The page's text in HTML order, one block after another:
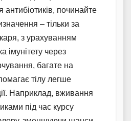
антибіотиків, починайте
– тільки за
з урахуванням
імунітету через
багате на
тілу легше
Наприклад, вживання
під час курсу